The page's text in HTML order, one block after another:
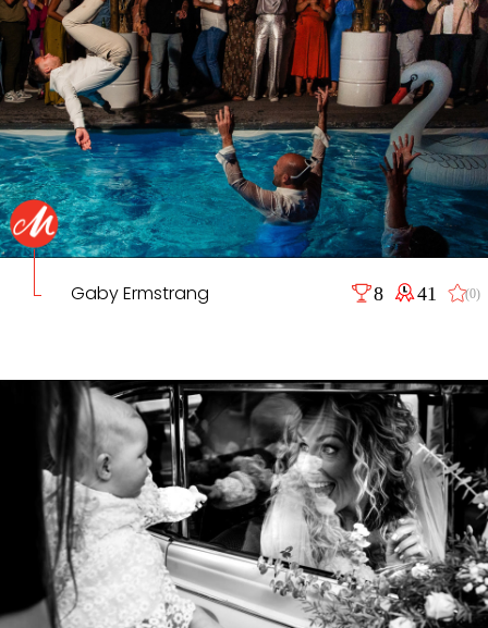
Gaby Ermstrang 8 41 (0)